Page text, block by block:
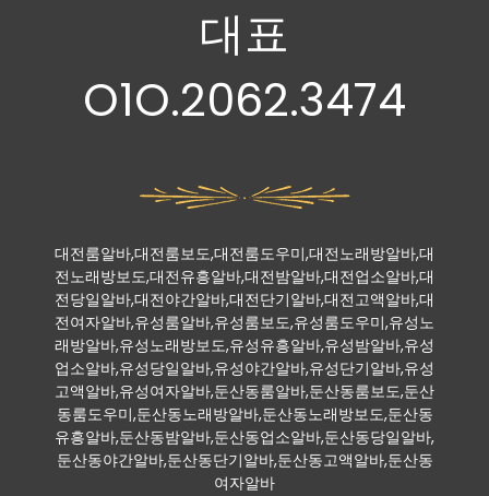
대표
O1O.2062.3474
대전룸알바,대전룸보도,대전룸도우미,대전노래방알바,대
전노래방보도,대전유흥알바,대전밤알바,대전업소알바,대
전당일알바,대전야간알바,대전단기알바,대전고액알바,대
전여자알바,유성룸알바,유성룸보도,유성룸도우미,유성노
래방알바,유성노래방보도,유성유흥알바,유성밤알바,유성
업소알바,유성당일알바,유성야간알바,유성단기알바,유성
고액알바,유성여자알바,둔산동룸알바,둔산동룸보도,둔산
동룸도우미,둔산동노래방알바,둔산동노래방보도,둔산동
유흥알바,둔산동밤알바,둔산동업소알바,둔산동당일알바,
둔산동야간알바,둔산동단기알바,둔산동고액알바,둔산동
여자알바